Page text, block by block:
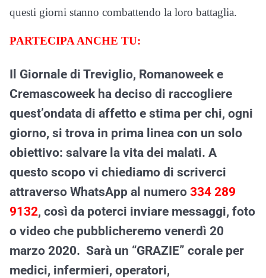
questi giorni stanno combattendo la loro battaglia.
PARTECIPA ANCHE TU:
Il Giornale di Treviglio, Romanoweek e
Cremascoweek ha deciso di raccogliere
quest’ondata di affetto e stima per chi, ogni
giorno, si trova in prima linea con un solo
obiettivo: salvare la vita dei malati. A
questo scopo vi chiediamo di scriverci
attraverso WhatsApp al numero 334 289
9132, così da poterci inviare messaggi, foto
o video che pubblicheremo venerdì 20
marzo 2020. Sarà un “GRAZIE” corale per
medici, infermieri, operatori,